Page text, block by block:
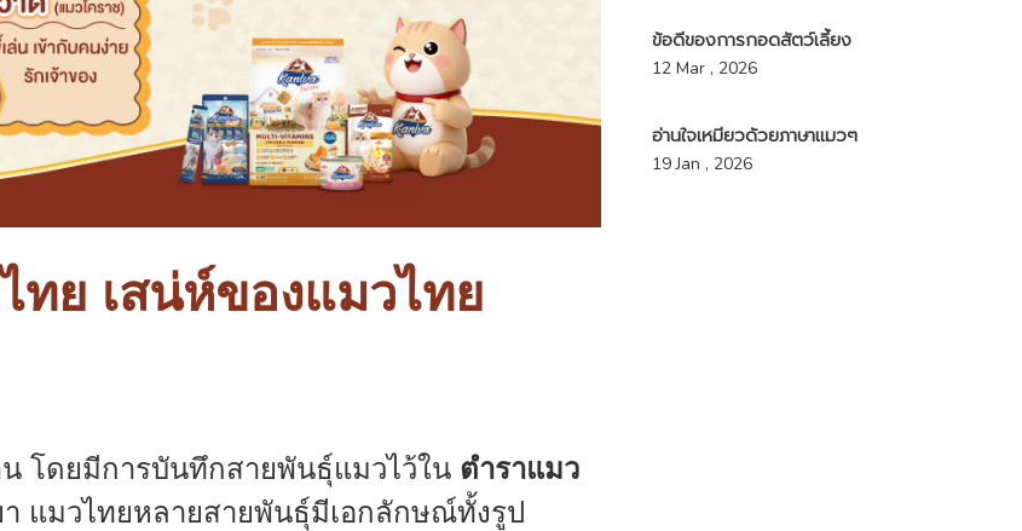
ทย เสน่ห์ของแมวไทย
โดยมีการบันทึกสายพันธุ์แมวไว้ใน ตำราแมว
แมวไทยหลายสายพันธุ์มีเอกลักษณ์ทั้งรูป
ข้อดีของการกอดสัตว์เลี้ยง
12 Mar , 2026
อ่านใจเหมียวด้วยภาษาแมวๆ
19 Jan , 2026